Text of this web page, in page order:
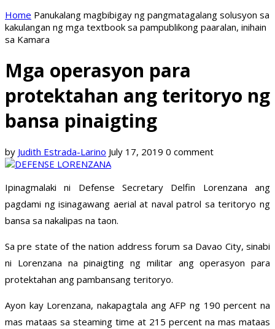
Home Panukalang magbibigay ng pangmatagalang solusyon sa
kakulangan ng mga textbook sa pampublikong paaralan, inihain
sa Kamara
Mga operasyon para
protektahan ang teritoryo ng
bansa pinaigting
by Judith Estrada-Larino July 17, 2019 0 comment
Ipinagmalaki ni Defense Secretary Delfin Lorenzana ang
pagdami ng isinagawang aerial at naval patrol sa teritoryo ng
bansa sa nakalipas na taon.
Sa pre state of the nation address forum sa Davao City, sinabi
ni Lorenzana na pinaigting ng militar ang operasyon para
protektahan ang pambansang teritoryo.
Ayon kay Lorenzana, nakapagtala ang AFP ng 190 percent na
mas mataas sa steaming time at 215 percent na mas mataas